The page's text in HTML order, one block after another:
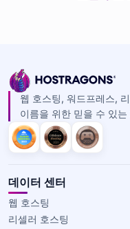
웹 호스팅, 워드프레스,
이름을 위한 믿을 수 있
데이터 센터
웹 호스팅
리셀러 호스팅